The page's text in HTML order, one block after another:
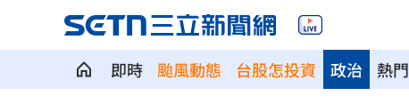
即時 颱風動態 台股怎投資 熱門
政治